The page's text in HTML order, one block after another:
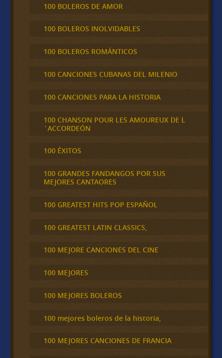
100 BOLEROS DE AMOR
100 BOLEROS INOLVIDABLES
100 BOLEROS ROMÁNTICOS
100 CANCIONES CUBANAS DEL MILENIO
100 CANCIONES PARA LA HISTORIA
100 CHANSON POUR LES AMOUREUX DE L
´ACCORDEÓN
100 ÉXITOS
100 GRANDES FANDANGOS POR SUS
MEJORES CANTAORES
100 GREATEST HITS POP ESPAÑOL
100 GREATEST LATIN CLASSICS,
100 MEJORE CANCIONES DEL CINE
100 MEJORES
100 MEJORES BOLEROS
100 mejores boleros de la historia,
100 MEJORES CANCIONES DE FRANCIA